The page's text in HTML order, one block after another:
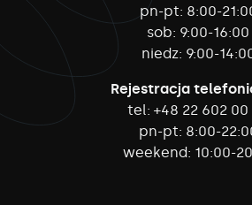
pn-pt: 8:00-
sob: 9:00-16:00
niedz: 9:00-
Rejestracja
tel: +48 22 602 00
pn-pt: 8:00-
weekend: 10:00-